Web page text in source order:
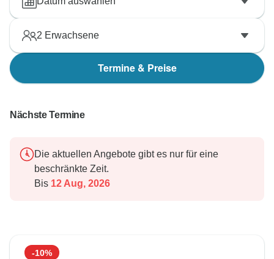
2 Erwachsene
Termine & Preise
Nächste Termine
Die aktuellen Angebote gibt es nur für eine
beschränkte Zeit.
Bis 12 Aug, 2026
-10%